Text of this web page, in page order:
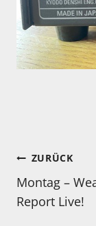
ZURÜCK
Montag –
Report Live!